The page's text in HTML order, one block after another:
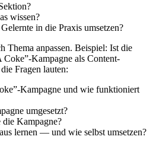
wissen?
in die Praxis umsetzen?
Thema anpassen. Beispiel: Ist die
Coke”-Kampagne als Content-
Fragen lauten:
Kampagne und wie funktioniert
umgesetzt?
die Kampagne?
lernen — und wie selbst umsetzen?